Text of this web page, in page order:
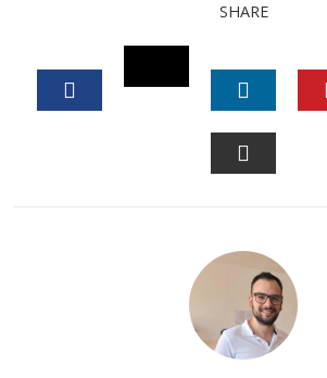
SHARE
TWITTER
LINKEDIN